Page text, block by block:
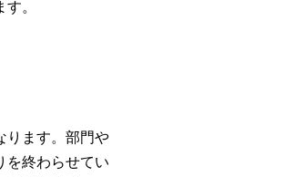
。
ります。部門や
を終わらせてい